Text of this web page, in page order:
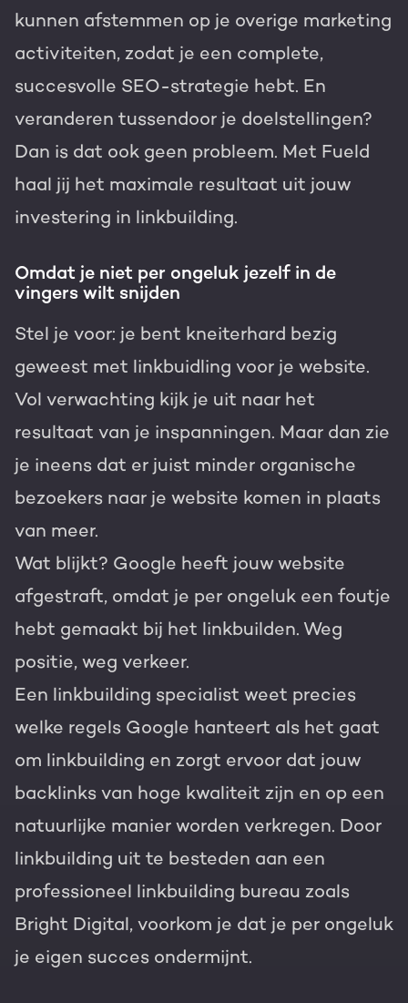
kunnen afstemmen op je overige marketing
activiteiten, zodat je een complete,
succesvolle SEO-strategie hebt. En
veranderen tussendoor je doelstellingen?
Dan is dat ook geen probleem. Met Fueld
haal jij het maximale resultaat uit jouw
investering in linkbuilding.
Omdat je niet per ongeluk jezelf in de
vingers wilt snijden
Stel je voor: je bent kneiterhard bezig
geweest met linkbuidling voor je website.
Vol verwachting kijk je uit naar het
resultaat van je inspanningen. Maar dan zie
je ineens dat er juist minder organische
bezoekers naar je website komen in plaats
van meer.
Wat blijkt? Google heeft jouw website
afgestraft, omdat je per ongeluk een foutje
hebt gemaakt bij het linkbuilden. Weg
positie, weg verkeer.
Een linkbuilding specialist weet precies
welke regels Google hanteert als het gaat
om linkbuilding en zorgt ervoor dat jouw
backlinks van hoge kwaliteit zijn en op een
natuurlijke manier worden verkregen. Door
linkbuilding uit te besteden aan een
professioneel linkbuilding bureau zoals
Bright Digital, voorkom je dat je per ongeluk
je eigen succes ondermijnt.